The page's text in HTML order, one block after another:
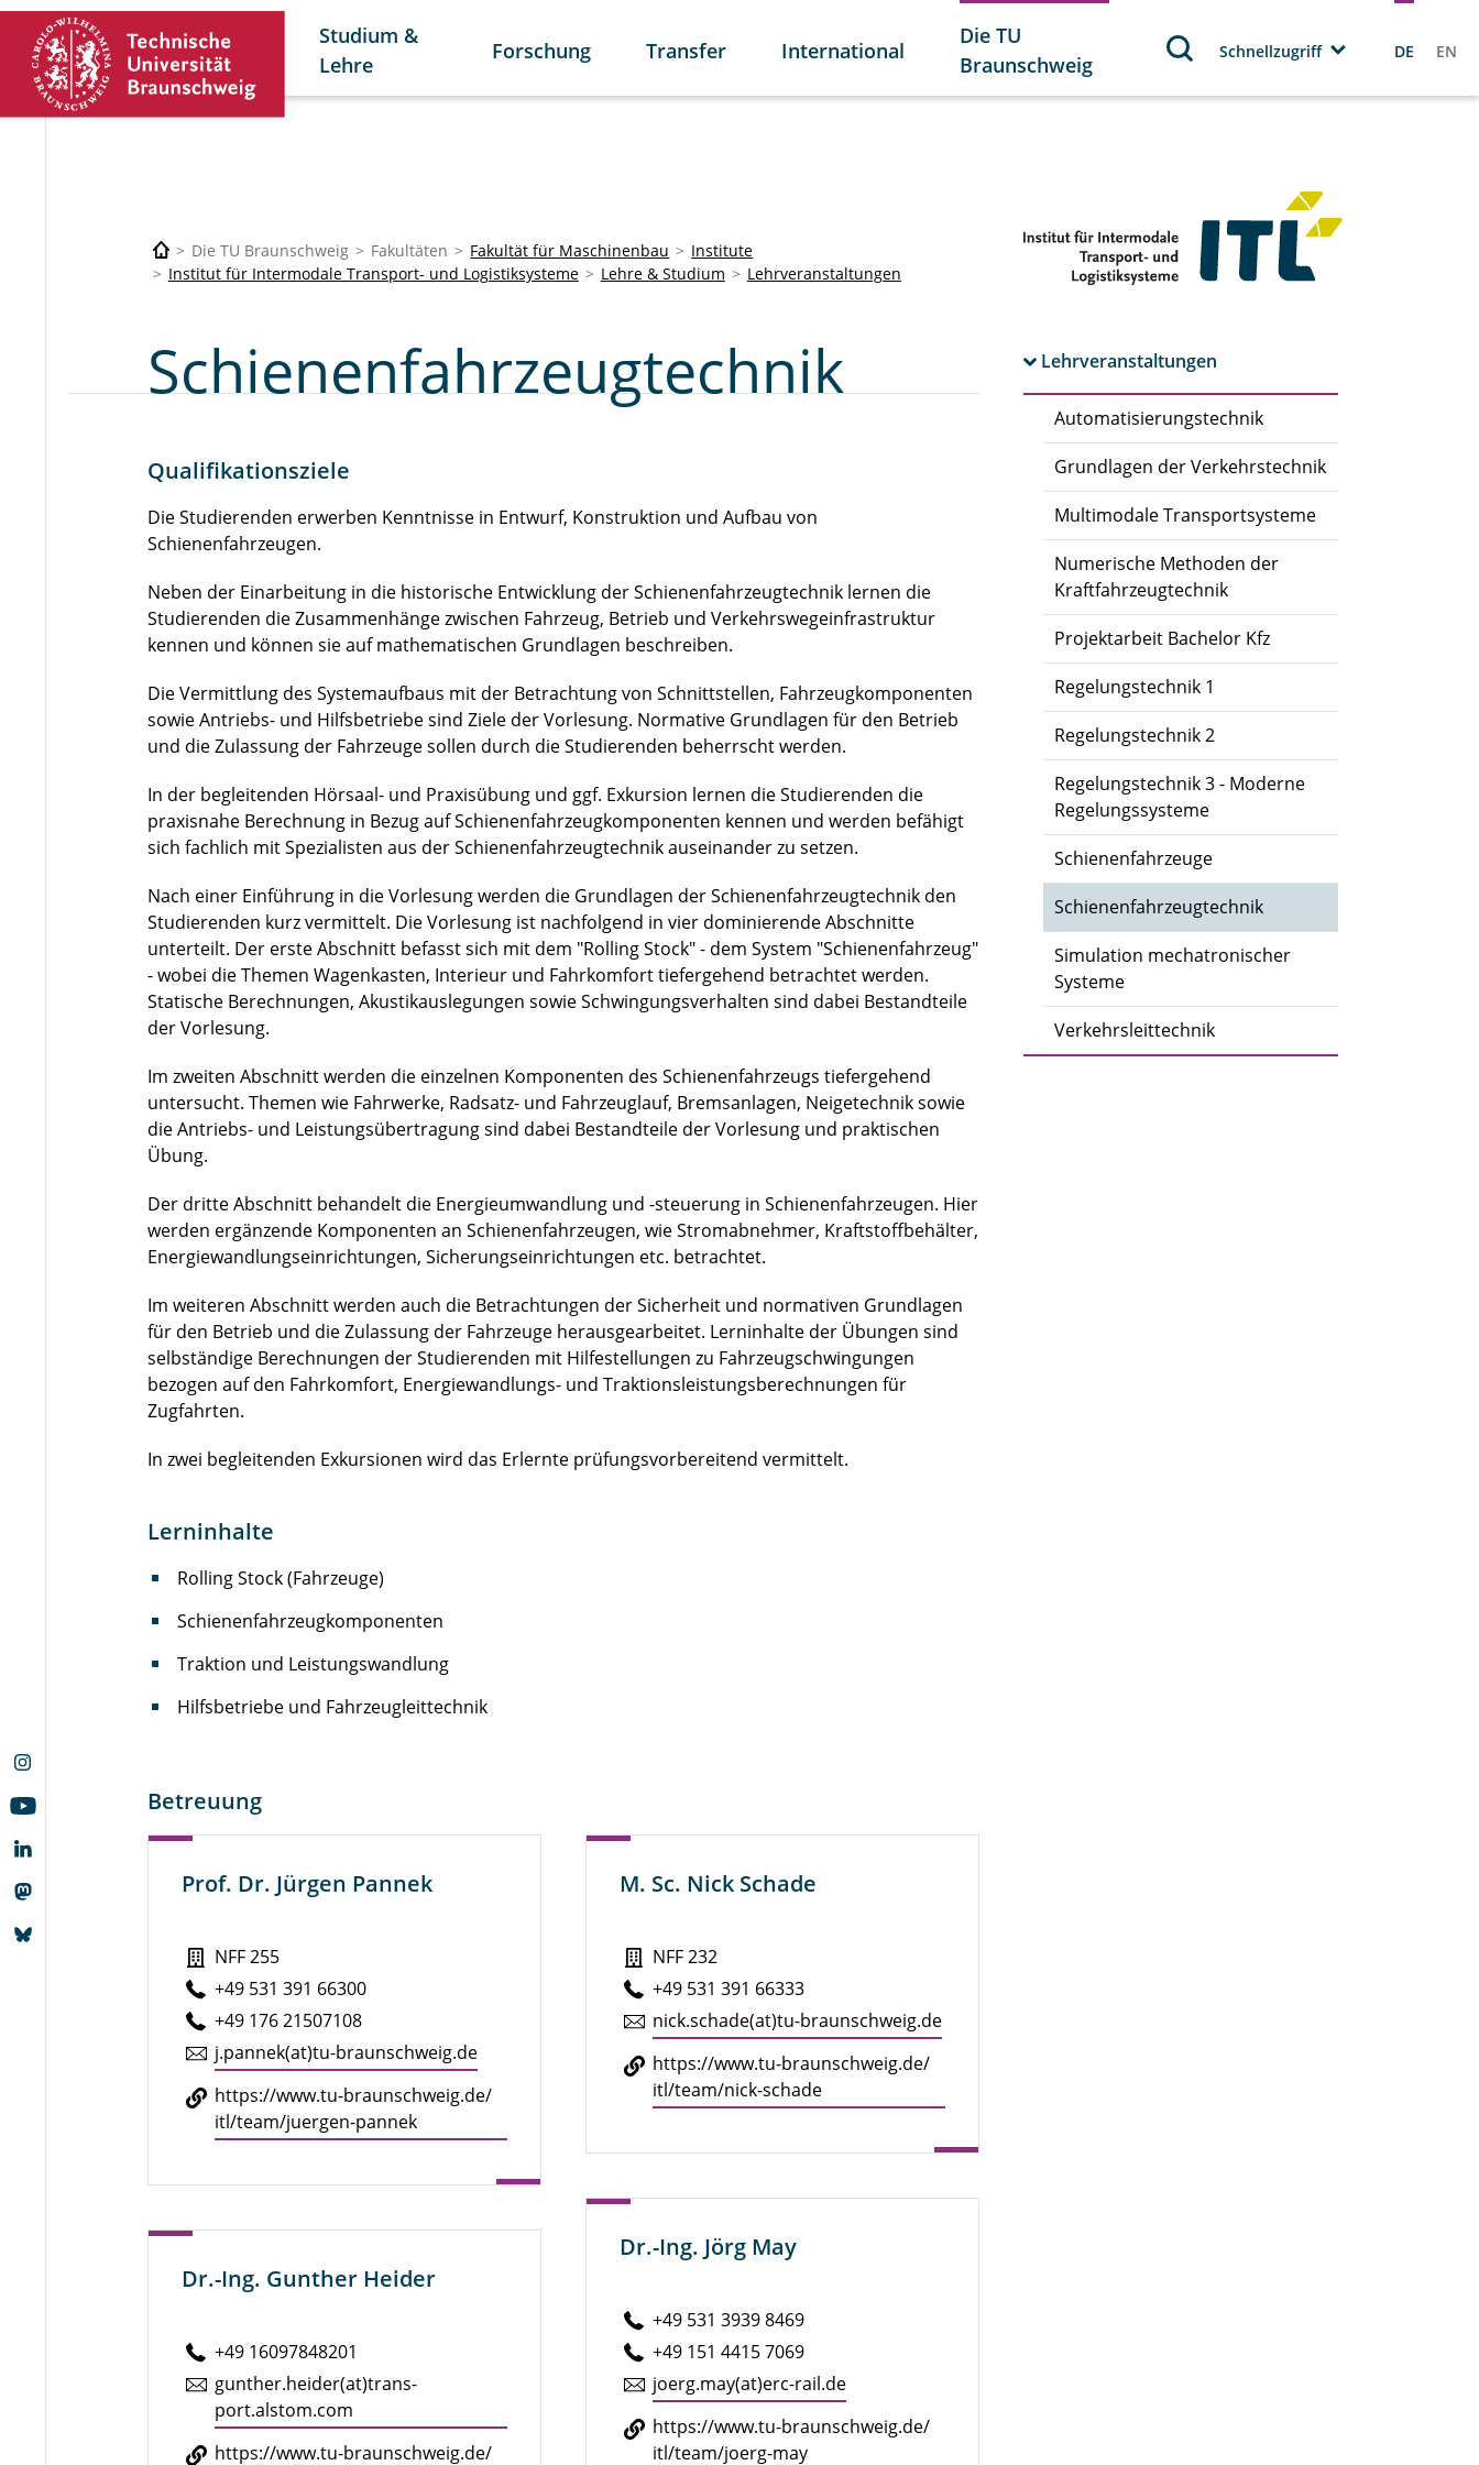
Studium &
Lehre
Forschung Transfer International
Die TU
Braunschweig
Schnellzugriff DE EN
Die TU Braunschweig Fakultäten Fakultät für Maschinenbau
Institute
Institut für Intermodale Transport- und Logistiksysteme
Lehre & Studium Lehrveranstaltungen
Lehrveranstaltungen
Automatisierungstechnik
Grundlagen der Verkehrstechnik
Multimodale Transportsysteme
Numerische Methoden der
Kraftfahrzeugtechnik
Projektarbeit Bachelor Kfz
Regelungstechnik 1
Regelungstechnik 2
Regelungstechnik 3 - Moderne
Regelungssysteme
Schienenfahrzeuge
Schienenfahrzeugtechnik
Simulation mechatronischer
Systeme
Verkehrsleittechnik
Schienenfahrzeugtechnik
Qualifikationsziele
Die Studierenden erwerben Kenntnisse in Entwurf, Konstruktion und Aufbau von
Schienenfahrzeugen.
Neben der Einarbeitung in die historische Entwicklung der Schienenfahrzeugtechnik lernen die
Studierenden die Zusammenhänge zwischen Fahrzeug, Betrieb und Verkehrswegeinfrastruktur
kennen und können sie auf mathematischen Grundlagen beschreiben.
Die Vermittlung des Systemaufbaus mit der Betrachtung von Schnittstellen, Fahrzeugkomponenten
sowie Antriebs- und Hilfsbetriebe sind Ziele der Vorlesung. Normative Grundlagen für den Betrieb
und die Zulassung der Fahrzeuge sollen durch die Studierenden beherrscht werden.
In der begleitenden Hörsaal- und Praxisübung und ggf. Exkursion lernen die Studierenden die
praxisnahe Berechnung in Bezug auf Schienenfahrzeugkomponenten kennen und werden befähigt
sich fachlich mit Spezialisten aus der Schienenfahrzeugtechnik auseinander zu setzen.
Nach einer Einführung in die Vorlesung werden die Grundlagen der Schienenfahrzeugtechnik den
Studierenden kurz vermittelt. Die Vorlesung ist nachfolgend in vier dominierende Abschnitte
unterteilt. Der erste Abschnitt befasst sich mit dem "Rolling Stock" - dem System "Schienenfahrzeug"
- wobei die Themen Wagenkasten, Interieur und Fahrkomfort tiefergehend betrachtet werden.
Statische Berechnungen, Akustikauslegungen sowie Schwingungsverhalten sind dabei Bestandteile
der Vorlesung.
Im zweiten Abschnitt werden die einzelnen Komponenten des Schienenfahrzeugs tiefergehend
untersucht. Themen wie Fahrwerke, Radsatz- und Fahrzeuglauf, Bremsanlagen, Neigetechnik sowie
die Antriebs- und Leistungsübertragung sind dabei Bestandteile der Vorlesung und praktischen
Übung.
Der dritte Abschnitt behandelt die Energieumwandlung und -steuerung in Schienenfahrzeugen. Hier
werden ergänzende Komponenten an Schienenfahrzeugen, wie Stromabnehmer, Kraftstoffbehälter,
Energiewandlungseinrichtungen, Sicherungseinrichtungen etc. betrachtet.
Im weiteren Abschnitt werden auch die Betrachtungen der Sicherheit und normativen Grundlagen
für den Betrieb und die Zulassung der Fahrzeuge herausgearbeitet. Lerninhalte der Übungen sind
selbständige Berechnungen der Studierenden mit Hilfestellungen zu Fahrzeugschwingungen
bezogen auf den Fahrkomfort, Energiewandlungs- und Traktionsleistungsberechnungen für
Zugfahrten.
In zwei begleitenden Exkursionen wird das Erlernte prüfungsvorbereitend vermittelt.
Lerninhalte
Rolling Stock (Fahrzeuge)
Schienenfahrzeugkomponenten
Traktion und Leistungswandlung
Hilfsbetriebe und Fahrzeugleittechnik
Betreuung
Prof. Dr. Jürgen Pannek
NFF 255
+49 531 391 66300
+49 176 21507108
j.​pannek(at)tu-braun­schweig.de
https://​www.​tu-​braunschweig.​de/​
itl/​team/​juergen-​pannek
Dr.-Ing. Gunther Heider
+49 16097848201
gunther.​heider(at)trans­
port.alstom.​com
https://​www.​tu-​braunschweig.​de/​
M. Sc. Nick Schade
NFF 232
+49 531 391 66333
nick.​schade(at)tu-braun­schweig.de
https://​www.​tu-​braunschweig.​de/​
itl/​team/​nick-​schade
Dr.-Ing. Jörg May
+49 531 3939 8469
+49 151 4415 7069
joerg.​may(at)erc-rail.de
https://​www.​tu-​braunschweig.​de/​
itl/​team/​joerg-​may